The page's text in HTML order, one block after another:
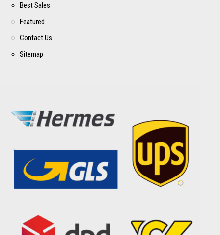
Best Sales
Featured
Contact Us
Sitemap